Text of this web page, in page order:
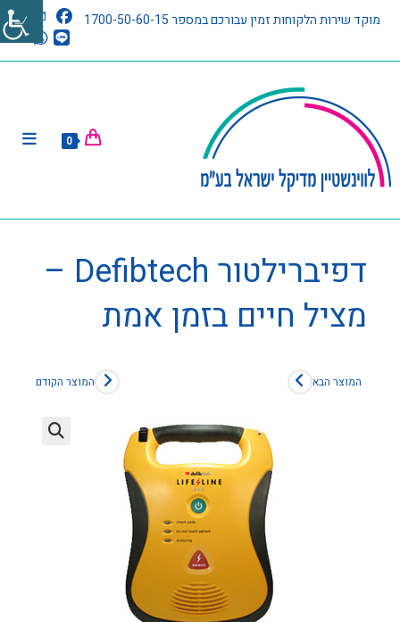
מוקד שירות הלקוחות זמין עבורכם במספר 1700-50-60-15
0
דפיברילטור Defibtech –
מציל חיים בזמן אמת
המוצר הקודם המוצר הבא